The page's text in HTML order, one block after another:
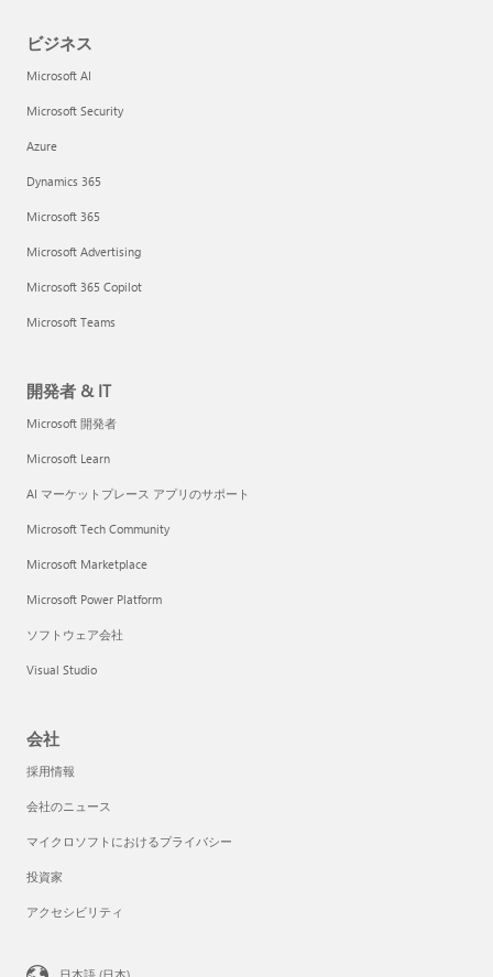
ビジネス
Microsoft AI
Microsoft Security
Azure
Dynamics 365
Microsoft 365
Microsoft Advertising
Microsoft 365 Copilot
Microsoft Teams
開発者 & IT
Microsoft 開発者
Microsoft Learn
AI マーケットプレース アプリのサポート
Microsoft Tech Community
Microsoft Marketplace
Microsoft Power Platform
ソフトウェア会社
Visual Studio
会社
採用情報
会社のニュース
マイクロソフトにおけるプライバシー
投資家
アクセシビリティ